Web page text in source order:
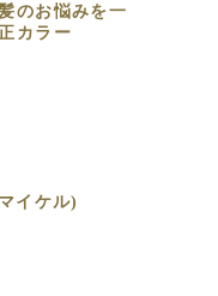
のお悩みを一
カラー
イケル)